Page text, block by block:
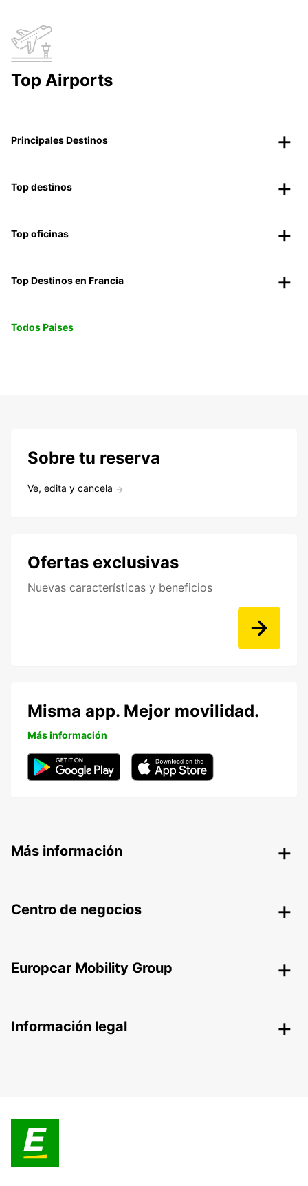
Top Airports
Principales Destinos
Top destinos
Top oficinas
Top Destinos en Francia
Todos Paises
Sobre tu reserva
Ve, edita y cancela
Ofertas exclusivas
Nuevas características y beneficios
Misma app. Mejor movilidad.
Más información
Más información
Centro de negocios
Europcar Mobility Group
Información legal